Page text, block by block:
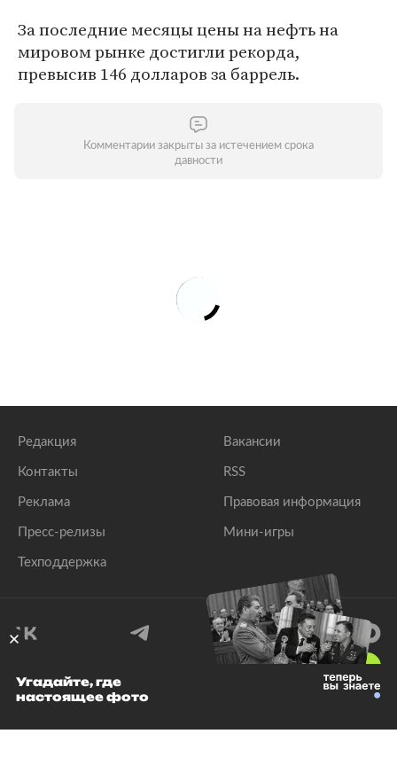
За последние месяцы цены на нефть на
мировом рынке достигли рекорда,
превысив 146 долларов за баррель.
Комментарии закрыты за истечением срока
давности
Редакция
Контакты
Реклама
Пресс-релизы
Техподдержка
Вакансии
RSS
Правовая информация
Мини-игры
© 1999–2026 Все права защищены.
Угадайте, где
настоящее фото